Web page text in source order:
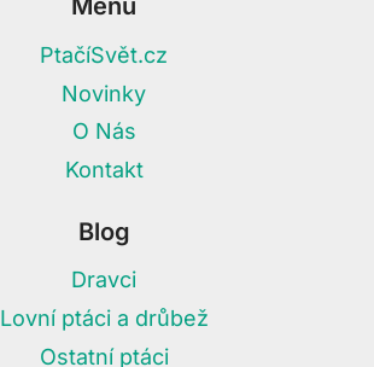
Menu
PtačíSvět.cz
Novinky
O Nás
Kontakt
Blog
Dravci
Lovní ptáci a drůbež
Ostatní ptáci